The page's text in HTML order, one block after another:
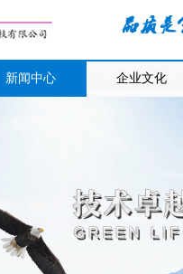
新闻中心 企业文化